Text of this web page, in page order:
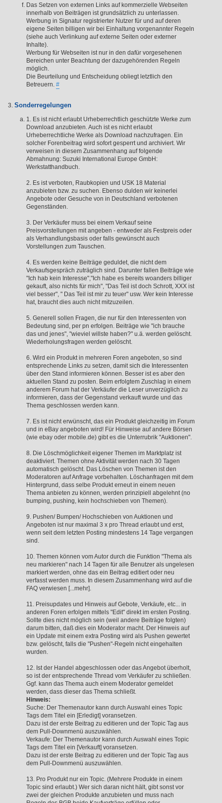
Das Setzen von externen Links auf kommerzielle Webseiten
innerhalb von Beiträgen ist grundsätzlich zu unterlassen.
Werbung in Signatur registrierter Nutzer für und auf deren
eigene Seiten billigen wir bei Einhaltung vorgenannter Regeln
(siehe auch Verlinkung auf externe Seiten oder externer
Inhalte).
Werbung für Webseiten ist nur in den dafür vorgesehenen
Bereichen unter Beachtung der dazugehörenden Regeln
möglich.
Die Beurteilung und Entscheidung obliegt letztlich den
Betreuern. #
Sonderregelungen
1. Es ist nicht erlaubt Urheberrechtlich geschützte Werke zum
Download anzubieten. Auch ist es nicht erlaubt
Urheberrechtliche Werke als Download nachzufragen. Ein
solcher Forenbeitrag wird sofort gesperrt und archiviert. Wir
verweisen in diesem Zusammenhang auf folgende
Abmahnung: Suzuki International Europe GmbH:
Werkstatthandbuch.
2. Es ist verboten, Raubkopien und USK 18 Material
anzubieten bzw. zu suchen. Ebenso dulden wir keinerlei
Angebote oder Gesuche von in Deutschland verbotenen
Gegenständen.
3. Der Verkäufer muss bei einem Verkauf seine
Preisvorstellungen mit angeben - entweder als Festpreis oder
als Verhandlungsbasis oder falls gewünscht auch
Vorstellungen zum Tauschen.
4. Es werden keine Beiträge geduldet, die nicht dem
Verkaufsgespräch zuträglich sind. Darunter fallen Beiträge wie
"Ich hab kein Interesse","Ich habe es bereits woanders billiger
gekauft, also nichts für mich", "Das Teil ist doch Schrott, XXX ist
viel besser", " Das Teil ist mir zu teuer" usw. Wer kein Interesse
hat, braucht dies auch nicht mitzuzeilen.
5. Generell sollen Fragen, die nur für den Interessenten von
Bedeutung sind, per pn erfolgen. Beiträge wie "ich brauche
das und jenes", "wieviel willste haben?" u.ä. werden gelöscht.
Wiederholungsfragen werden gelöscht.
6. Wird ein Produkt in mehreren Foren angeboten, so sind
entsprechende Links zu setzen, damit sich die Interessenten
über den Stand informieren können. Besser ist es aber den
aktuellen Stand zu posten. Beim erfolgtem Zuschlag in einem
anderem Forum hat der Verkäufer die Leser unverzüglich zu
informieren, dass der Gegenstand verkauft wurde und das
Thema geschlossen werden kann.
7. Es ist nicht erwünscht, das ein Produkt gleichzeitig im Forum
und in eBay angeboten wird! Für Hinweise auf andere Börsen
(wie ebay oder mobile.de) gibt es die Unterrubrik "Auktionen".
8. Die Löschmöglichkeit eigener Themen im Marktplatz ist
deaktiviert. Themen ohne Aktivität werden nach 30 Tagen
automatisch gelöscht. Das Löschen von Themen ist den
Moderatoren auf Anfrage vorbehalten. Löschanfragen mit dem
Hintergrund, dass selbe Produkt erneut in einem neuen
Thema anbieten zu können, werden prinzipiell abgelehnt (no
bumping, pushing, kein hochschieben von Themen).
9. Pushen/ Bumpen/ Hochschieben von Auktionen und
Angeboten ist nur maximal 3 x pro Thread erlaubt und erst,
wenn seit dem letzten Posting mindestens 14 Tage vergangen
sind.
10. Themen können vom Autor durch die Funktion "Thema als
neu markieren" nach 14 Tagen für alle Benutzer als ungelesen
markiert werden, ohne das ein Beitrag editiert oder neu
verfasst werden muss. In diesem Zusammenhang wird auf die
FAQ verwiesen [...mehr].
11. Preisupdates und Hinweis auf Gebote, Verkäufe, etc... in
anderen Foren erfolgen mittels "Edit" direkt im ersten Posting.
Sollte dies nicht möglich sein (weil andere Beiträge folgten)
darum bitten, daß dies ein Moderator macht. Der Hinweis auf
ein Update mit einem extra Posting wird als Pushen gewertet
bzw. gelöscht, falls die "Pushen"-Regeln nicht eingehalten
wurden.
12. Ist der Handel abgeschlossen oder das Angebot überholt,
so ist der entsprechende Thread vom Verkäufer zu schließen.
Ggf. kann das Thema auch einem Moderator gemeldet
werden, dass dieser das Thema schließt.
Hinweis:
Suche: Der Themenautor kann durch Auswahl eines Topic
Tags dem Titel ein [Erledigt] voransetzen.
Dazu ist der erste Beitrag zu editieren und der Topic Tag aus
dem Pull-Downmenü auszuwählen.
Verkaufe: Der Themenautor kann durch Auswahl eines Topic
Tags dem Titel ein [Verkauft] voransetzen.
Dazu ist der erste Beitrag zu editieren und der Topic Tag aus
dem Pull-Downmenü auszuwählen.
13. Pro Produkt nur ein Topic. (Mehrere Produkte in einem
Topic sind erlaubt.) Wer sich daran nicht hält, gibt sonst vor
zwei der gleichen Produkte anzubieten und muss nach